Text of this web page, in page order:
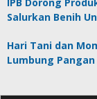
Salurkan Benih
Hari Tani dan
Lumbung Pangan